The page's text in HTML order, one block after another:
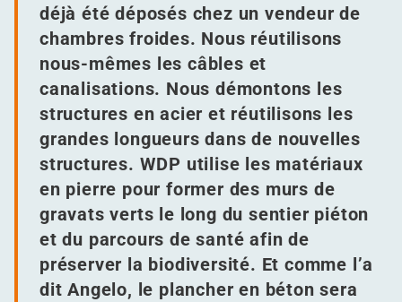
déjà été déposés chez un vendeur de
chambres froides. Nous réutilisons
nous-mêmes les câbles et
canalisations. Nous démontons les
structures en acier et réutilisons les
grandes longueurs dans de nouvelles
structures. WDP utilise les matériaux
en pierre pour former des murs de
gravats verts le long du sentier piéton
et du parcours de santé afin de
préserver la biodiversité. Et comme l’a
dit Angelo, le plancher en béton sera